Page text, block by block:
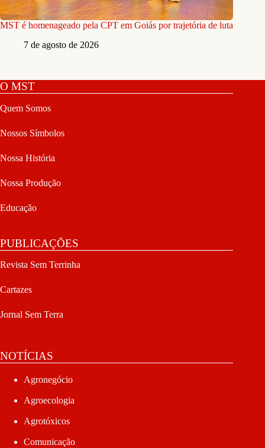
MST é homenageado pela CPT em Goiás por trajetória de luta
7 de agosto de 2026
O MST
Quem Somos
Nossos Símbolos
Nossa História
Nossa Produção
Educação
PUBLICAÇÕES
Revista Sem Terrinha
Cartazes
Jornal Sem Terra
NOTÍCIAS
Agronegócio
Agroecologia
Agrotóxicos
Comunicação